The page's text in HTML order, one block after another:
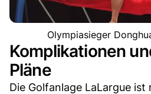
Olympiasieger
Komplikationen
Pläne
Die Golfanlage LaLargue ist